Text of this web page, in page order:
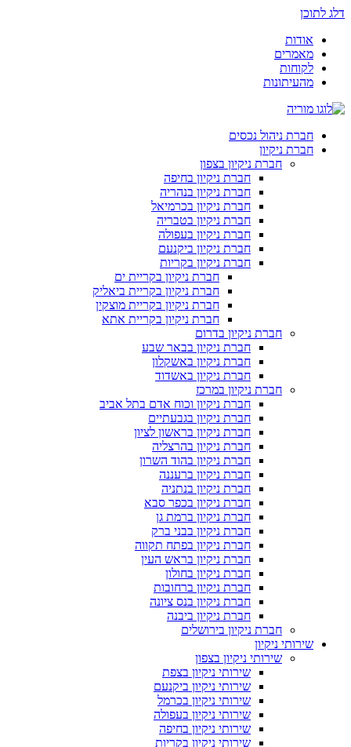
דלג לתוכן
אודות
מאמרים
לקוחות
מהעיתונות
חברת ניהול נכסים
חברת ניקיון
חברת ניקיון בצפון
חברת ניקיון בחיפה
חברת ניקיון בנהריה
חברת ניקיון בכרמיאל
חברת ניקיון בטבריה
חברת ניקיון בעפולה
חברת ניקיון ביקנעם
חברת ניקיון בקריות
חברת ניקיון בקריית ים
חברת ניקיון בקריית ביאליק
חברת ניקיון בקריית מוצקין
חברת ניקיון בקריית אתא
חברת ניקיון בדרום
חברת ניקיון בבאר שבע
חברת ניקיון באשקלון
חברת ניקיון באשדוד
חברת ניקיון במרכז
חברת ניקיון וכוח אדם בתל אביב
חברת ניקיון בגבעתיים
חברת ניקיון בראשון לציון
חברת ניקיון בהרצליה
חברת ניקיון בהוד השרון
חברת ניקיון ברעננה
חברת ניקיון בנתניה
חברת ניקיון בכפר סבא
חברת ניקיון ברמת גן
חברת ניקיון בבני ברק
חברת ניקיון בפתח תקווה
חברת ניקיון בראש העין
חברת ניקיון בחולון
חברת ניקיון ברחובות
חברת ניקיון בנס ציונה
חברת ניקיון ביבנה
חברת ניקיון בירושלים
שירותי ניקיון
שירותי ניקיון בצפון
שירותי ניקיון בצפת
שירותי ניקיון ביקנעם
שירותי ניקיון בכרמל
שירותי ניקיון בעפולה
שירותי ניקיון בחיפה
שירותי ניקיון בקריות